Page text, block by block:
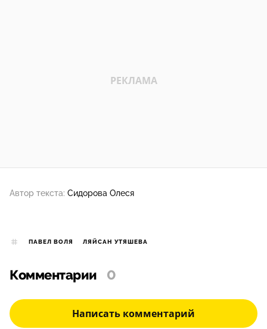
Автор текста: Сидорова Олеся
ПАВЕЛ ВОЛЯ ЛЯЙСАН УТЯШЕВА
Комментарии 0
Написать комментарий